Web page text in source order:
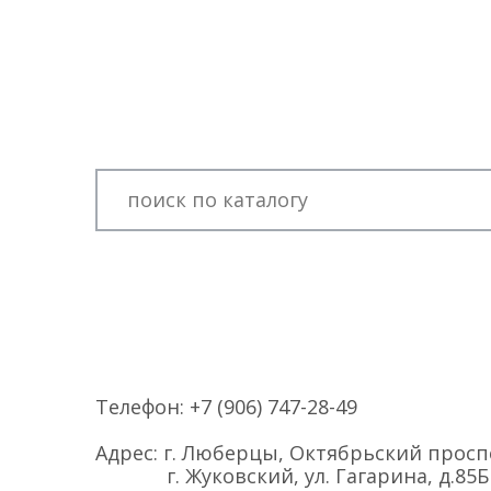
Телефон: +7 (906) 747-28-49
Адрес: г. Люберцы, Октябрьский
г. Жуковский, ул. Гагарина, д.85Б